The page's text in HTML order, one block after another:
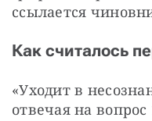
ссылается
Как считалось
«Уходит в
отвечая на